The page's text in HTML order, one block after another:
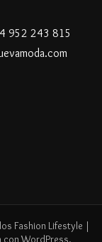
952 243 815
Fashion Lifestyle |
con WordPress.